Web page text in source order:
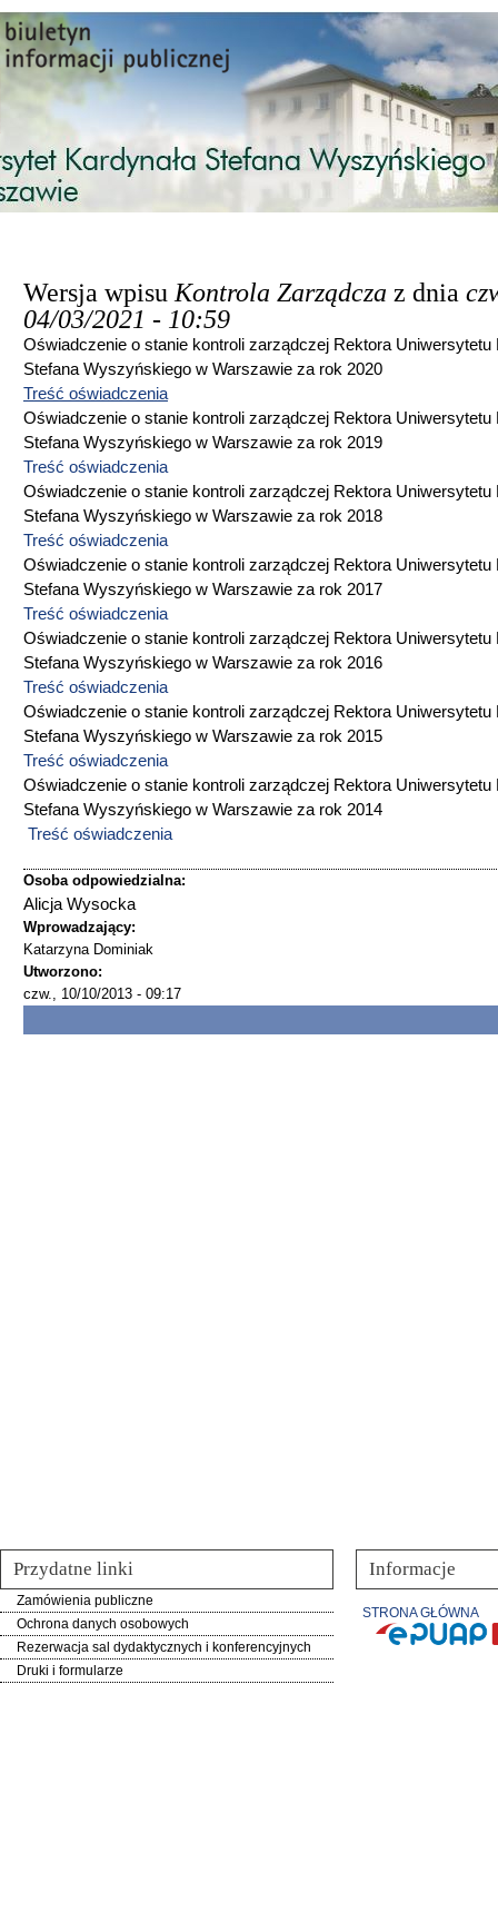
Przejdź do treści
Wersja wpisu Kontrola Zarządcza z dnia
04/03/2021 - 10:59
Oświadczenie o stanie kontroli zarządczej Rektora Uniwersytetu
Stefana Wyszyńskiego w Warszawie za rok 2020
Treść oświadczenia
Oświadczenie o stanie kontroli zarządczej Rektora Uniwersytetu
Stefana Wyszyńskiego w Warszawie za rok 2019
Treść oświadczenia
Oświadczenie o stanie kontroli zarządczej Rektora Uniwersytetu
Stefana Wyszyńskiego w Warszawie za rok 2018
Treść oświadczenia
Oświadczenie o stanie kontroli zarządczej Rektora Uniwersytetu
Stefana Wyszyńskiego w Warszawie za rok 2017
Treść oświadczenia
Oświadczenie o stanie kontroli zarządczej Rektora Uniwersytetu
Stefana Wyszyńskiego w Warszawie za rok 2016
Treść oświadczenia
Oświadczenie o stanie kontroli zarządczej Rektora Uniwersytetu
Stefana Wyszyńskiego w Warszawie za rok 2015
Treść oświadczenia
Oświadczenie o stanie kontroli zarządczej Rektora Uniwersytetu
Stefana Wyszyńskiego w Warszawie za rok 2014
Treść oświadczenia
Osoba odpowiedzialna:
Alicja Wysocka
Wprowadzający:
Katarzyna Dominiak
Utworzono:
czw., 10/10/2013 - 09:17
Przydatne linki
Zamówienia publiczne
Ochrona danych osobowych
Rezerwacja sal dydaktycznych i konferencyjnych
Druki i formularze
Informacje
STRONA GŁÓWNA